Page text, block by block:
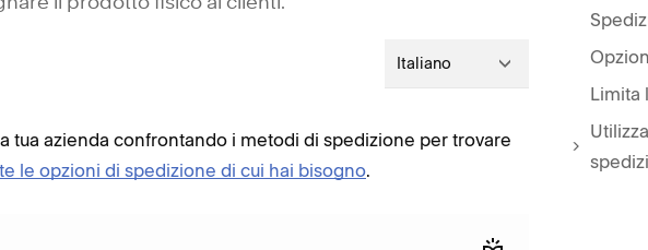
Italiano
tua azienda confrontando i metodi di spedizione per trovare
le opzioni di spedizione di cui hai bisogno.